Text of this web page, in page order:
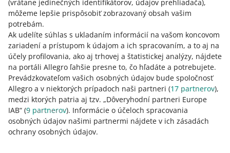
(vrátane jedinečných identifikátorov, údajov prehliadača),
môžeme lepšie prispôsobiť zobrazovaný obsah vašim
potrebám.
Ak udelíte súhlas s ukladaním informácií na vašom koncovom
zariadení a prístupom k údajom a ich spracovaním, a to aj na
účely profilovania, ako aj trhovej a štatistickej analýzy, nájdete
na portáli Allegro ľahšie presne to, čo hľadáte a potrebujete.
Prevádzkovateľom vašich osobných údajov bude spoločnosť
Allegro a v niektorých prípadoch naši partneri (17 partnerov),
medzi ktorých patria aj tzv. „Dôveryhodní partneri Europe
IAB“ (9 partnerov). Informácie o účeloch spracovania
osobných údajov našimi partnermi nájdete v ich zásadách
ochrany osobných údajov.
objednávku do 20:00 hod. v pracovný deň, odosielame
ju ešte v ten istý deň. Takto môžu niektorí vaši
zákazníci dostať svoje objednávky do 24 hodín. V
pondelok odosielame objednávky, ktoré sú zadané a
zaplatené do 13:00 hod. cez víkendy.
Vašim kupujúcim poskytujeme komplexný zákaznícky
servis. Na ich otázky ohľadom vybavenia objednávky
odpovedáme 7 dní v týždni.
Ponúkame vám nástroje, ktoré vám pomôžu mať
aktuálny prehľad o vašich zásobách. Takto môžete
sledovať, koľko produktov máte ešte na sklade.
Ak dosiahnete na svojom účte určitú úroveň predaja,